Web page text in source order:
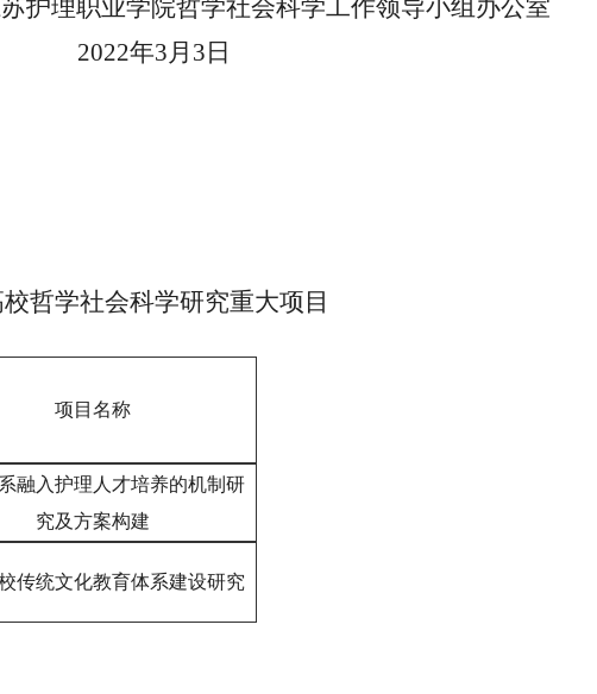
护理职业学院哲学社会科学工作领导小组办公室
年3月 3 日
哲学社会科学研究重大项目
项目名称
融入护理人才培养的机制研
究及方案构建
传统文化教育体系建设研究